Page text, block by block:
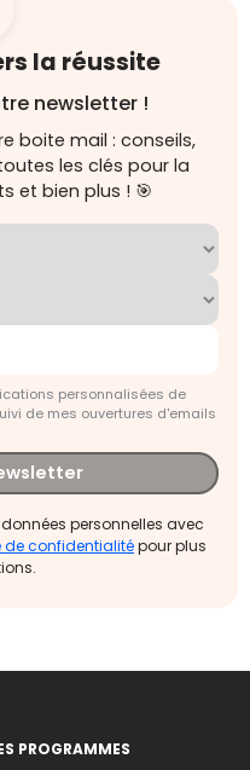
la réussite
newsletter !
boite mail : conseils,
les clés pour la
et bien plus ! 🎯
personnalisées de
de mes ouvertures d'emails
personnelles avec
de confidentialitépour plus
PROGRAMMES